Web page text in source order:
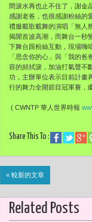
間淚水再也止不住了，謝金
感謝老爸，也很感謝粉絲的
禮服載歌載舞的演唱「無人
揭開首波高潮，而舞台一秒
下舞台跟粉絲互動，現場嗨
「思念你的心」與「我的
容的頻拭淚，加油打氣聲不
功，主辦單位表示目前計畫
行的舞力全開節目冠軍賽，
( CWNTP 華人世界時報
Share This To :
« 較新的文章
Related Posts